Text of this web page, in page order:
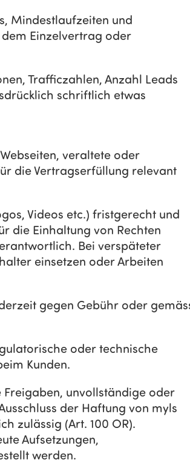
Mindestlaufzeiten und
Einzelvertrag oder
Trafficzahlen, Anzahl Leads
schriftlich etwas
veraltete oder
die Vertragserfüllung relevant
Videos etc.) fristgerecht und
die Einhaltung von Rechten
Bei verspäteter
einsetzen oder Arbeiten
gegen Gebühr oder
oder technische
Kunden.
Freigaben, unvollständige oder
der Haftung von myls
zulässig (Art. 100 OR).
Aufsetzungen,
werden.